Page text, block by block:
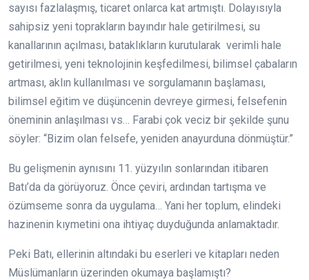
sayısı fazlalaşmış, ticaret onlarca kat artmıştı. Dolayısıyla
sahipsiz yeni toprakların bayındır hale getirilmesi, su
kanallarının açılması, bataklıkların kurutularak verimli hale
getirilmesi, yeni teknolojinin keşfedilmesi, bilimsel çabaların
artması, aklın kullanılması ve sorgulamanın başlaması,
bilimsel eğitim ve düşüncenin devreye girmesi, felsefenin
öneminin anlaşılması vs… Farabi çok veciz bir şekilde şunu
söyler: “Bizim olan felsefe, yeniden anayurduna dönmüştür.”
Bu gelişmenin aynısını 11. yüzyılın sonlarından itibaren
Batı’da da görüyoruz. Önce çeviri, ardından tartışma ve
özümseme sonra da uygulama… Yani her toplum, elindeki
hazinenin kıymetini ona ihtiyaç duyduğunda anlamaktadır.
Peki Batı, ellerinin altındaki bu eserleri ve kitapları neden
Müslümanların üzerinden okumaya başlamıştı?